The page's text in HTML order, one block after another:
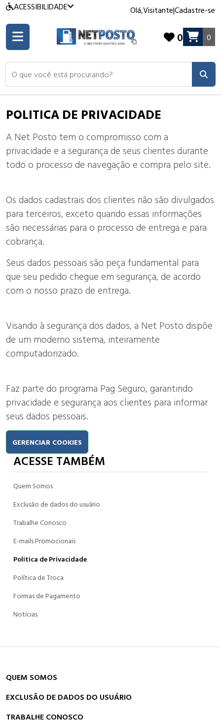
ACESSIBILIDADE Olá,Visitante|Cadastre-se
O que você está procurando?
0 0
POLITICA DE PRIVACIDADE
A Net Posto tem o compromisso com a
privacidade e a segurança de seus clientes durante
todo o processo de navegação e compra pelo site.
Os dados cadastrais dos clientes não são divulgados
para terceiros, exceto quando essas informações
são necessárias para o processo de entrega e para
cobrança.
Seus dados pessoais são peça fundamental para
que seu pedido chegue em segurança, de acordo
com o nosso prazo de entrega.
Visando à segurança dos dados, a Net Posto dispõe
de um moderno sistema, inteiramente
computadorizado.
Faz parte do programa Pag Seguro, garantindo
privacidade e segurança aos clientes para informar
seus dados pessoais.
GERENCIAR COOKIES
ACESSE TAMBÉM
Quem Somos
Exclusão de dados do usuário
Trabalhe Conosco
E-mails Promocionais
Politica de Privacidade
Política de Troca
Formas de Pagamento
Notícias
QUEM SOMOS
EXCLUSÃO DE DADOS DO USUÁRIO
TRABALHE CONOSCO